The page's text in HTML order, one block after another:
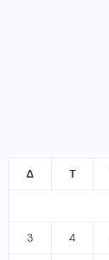
Δ Τ
3 4